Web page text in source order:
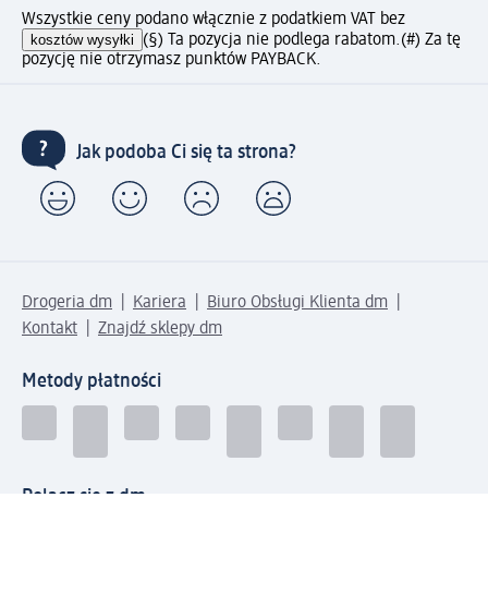
Wszystkie ceny podano włącznie z podatkiem VAT bez
kosztów wysyłki (§) Ta pozycja nie podlega rabatom.(#) Za tę
pozycję nie otrzymasz punktów PAYBACK.
Jak podoba Ci się ta strona?
Drogeria dm Kariera
Biuro Obsługi Klienta dm
Kontakt
Znajdź sklepy dm
Metody płatności
Połącz się z dm